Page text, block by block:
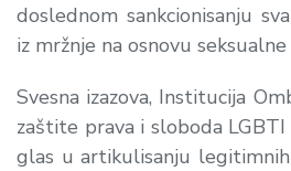
doslednom sankcionisanju
iz mržnje na osnovu
Svesna izazova, Institucija
zaštite prava i sloboda LGBTI
glas u artikulisanju